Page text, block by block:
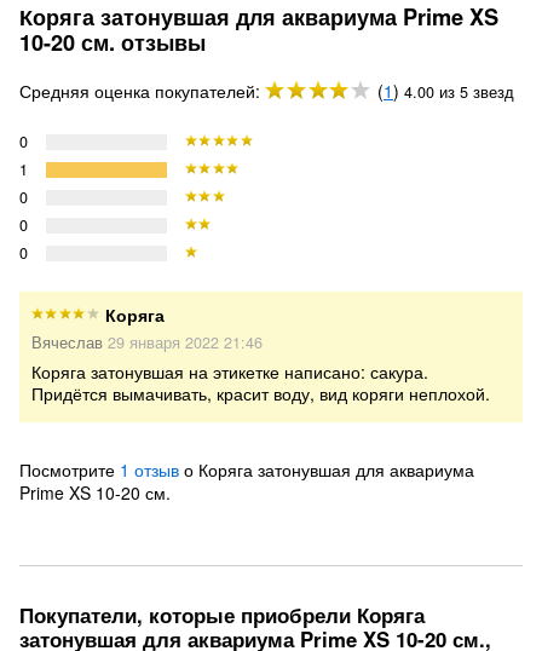
Коряга затонувшая для аквариума Prime XS
10-20 см. отзывы
Средняя оценка покупателей: (1)4.00 из 5 звезд
0
1
0
0
0
Коряга
Вячеслав 29 января 2022 21:46
Коряга затонувшая на этикетке написано: сакура.
Придётся вымачивать, красит воду, вид коряги неплохой.
Посмотрите 1 отзыв о Коряга затонувшая для аквариума
Prime XS 10-20 см.
Покупатели, которые приобрели Коряга
затонувшая для аквариума Prime XS 10-20 см.,